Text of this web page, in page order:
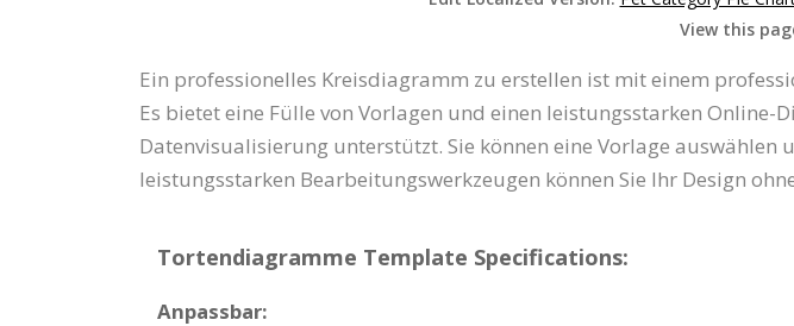
View this
Ein professionelles Kreisdiagramm zu erstellen ist mit einem
Es bietet eine Fülle von Vorlagen und einen leistungsstarken
Datenvisualisierung unterstützt. Sie können eine Vorlage
leistungsstarken Bearbeitungswerkzeugen können Sie Ihr Design
Tortendiagramme Template Specifications:
Anpassbar: